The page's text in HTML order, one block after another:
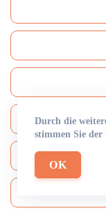
Durch die
stimmen Sie der
OK